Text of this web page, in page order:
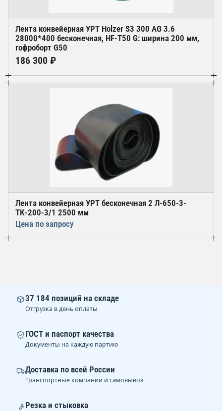
Лента конвейерная УРТ Holzer S3 300 AG 3.6
28000*400 бесконечная, HF-T50 G: ширина 200 мм,
гофроборт G50
186 300 ₽
Лента конвейерная УРТ бесконечная 2 Л-650-3-
ТК-200-3/1 2500 мм
Цена по запросу
37 184 позиций на складе
Отгрузка в день оплаты
ГОСТ и паспорт качества
Документы на каждую партию
Доставка по всей России
Транспортные компании и самовывоз
Резка и стыковка